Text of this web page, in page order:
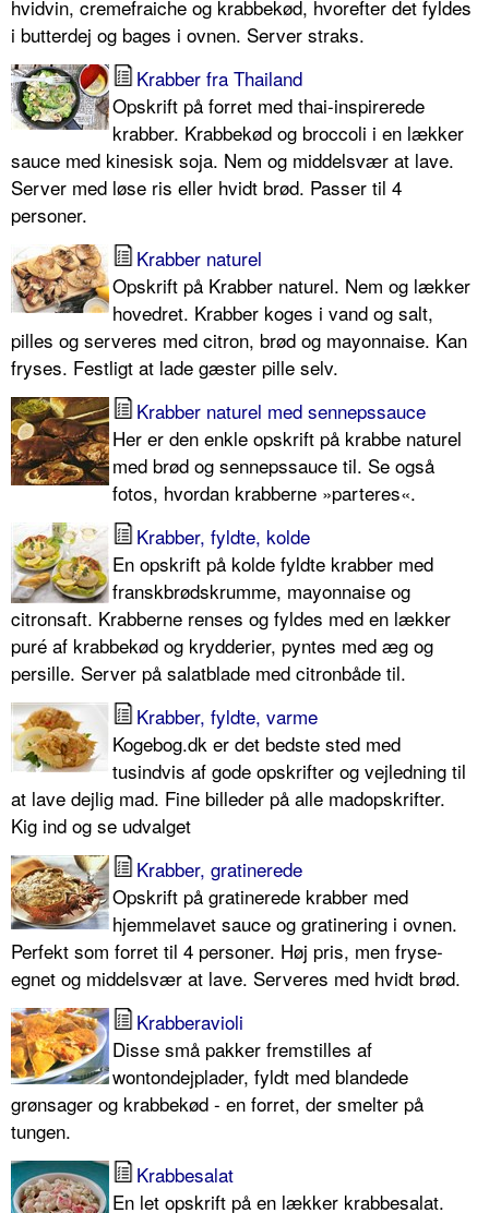
hvidvin, cremefraiche og krabbekød, hvorefter det fyldes
i butterdej og bages i ovnen. Server straks.
Krabber fra Thailand
Opskrift på forret med thai-inspirerede
krabber. Krabbekød og broccoli i en lækker
sauce med kinesisk soja. Nem og middelsvær at lave.
Server med løse ris eller hvidt brød. Passer til 4
personer.
Krabber naturel
Opskrift på Krabber naturel. Nem og lækker
hovedret. Krabber koges i vand og salt,
pilles og serveres med citron, brød og mayonnaise. Kan
fryses. Festligt at lade gæster pille selv.
Krabber naturel med sennepssauce
Her er den enkle opskrift på krabbe naturel
med brød og sennepssauce til. Se også
fotos, hvordan krabberne »parteres«.
Krabber, fyldte, kolde
En opskrift på kolde fyldte krabber med
franskbrødskrumme, mayonnaise og
citronsaft. Krabberne renses og fyldes med en lækker
puré af krabbekød og krydderier, pyntes med æg og
persille. Server på salatblade med citronbåde til.
Krabber, fyldte, varme
Kogebog.dk er det bedste sted med
tusindvis af gode opskrifter og vejledning til
at lave dejlig mad. Fine billeder på alle madopskrifter.
Kig ind og se udvalget
Krabber, gratinerede
Opskrift på gratinerede krabber med
hjemmelavet sauce og gratinering i ovnen.
Perfekt som forret til 4 personer. Høj pris, men fryse-
egnet og middelsvær at lave. Serveres med hvidt brød.
Krabberavioli
Disse små pakker fremstilles af
wontondejplader, fyldt med blandede
grønsager og krabbekød - en forret, der smelter på
tungen.
Krabbesalat
En let opskrift på en lækker krabbesalat.